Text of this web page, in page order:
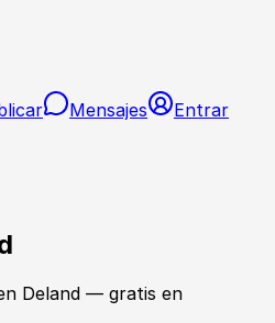
Mensajes Entrar
Deland — gratis en